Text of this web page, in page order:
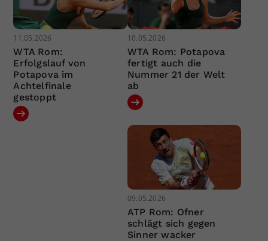
11.05.2026
WTA Rom:
Erfolgslauf von
Potapova im
Achtelfinale
gestoppt
10.05.2026
WTA Rom: Potapova
fertigt auch die
Nummer 21 der Welt
ab
09.05.2026
ATP Rom: Ofner
schlägt sich gegen
Sinner wacker